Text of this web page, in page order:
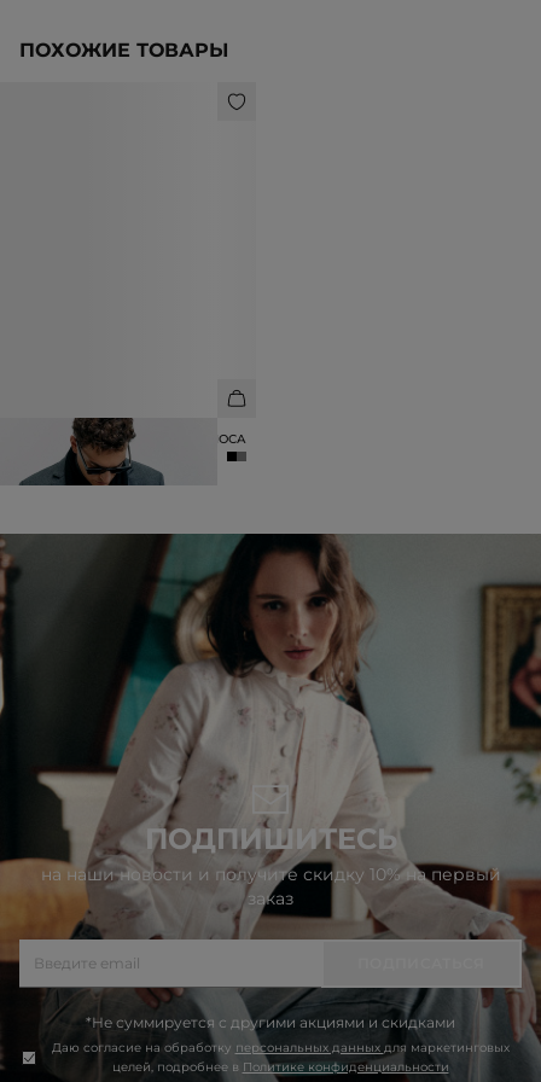
ПОХОЖИЕ ТОВАРЫ
ШАРФ ИЗ 100% ШЕРСТИ МЕРИНОСА
6 990 ₽
ПОДПИШИТЕСЬ
на наши новости и получите скидку 10% на первый
заказ
*Не суммируется с другими акциями и скидками
Даю согласие на обработку персональных данных для маркетинговых
целей, подробнее в Политике конфиденциальности